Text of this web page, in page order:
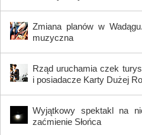
Zmiana planów w
muzyczna
Rząd uruchamia czek
i posiadacze Karty Dużej
Wyjątkowy spektakl na
zaćmienie Słońca